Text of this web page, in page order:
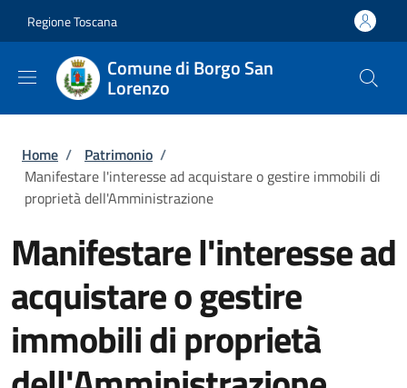
Regione Toscana
Comune di Borgo San
Lorenzo
Briciole di pane
Home / Patrimonio /
Manifestare l'interesse ad acquistare o gestire immobili di
proprietà dell'Amministrazione
Manifestare l'interesse ad
acquistare o gestire
immobili di proprietà